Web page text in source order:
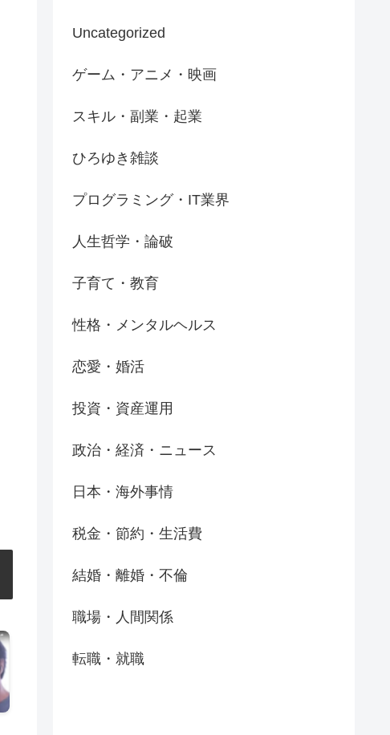
Uncategorized
ゲーム・アニメ・映画
スキル・副業・起業
ひろゆき雑談
プログラミング・IT業界
人生哲学・論破
子育て・教育
性格・メンタルヘルス
恋愛・婚活
投資・資産運用
政治・経済・ニュース
日本・海外事情
税金・節約・生活費
結婚・離婚・不倫
職場・人間関係
転職・就職